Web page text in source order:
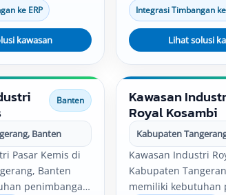
scale, serta
dapat
kebutuhan
ke ERP
kawasan
distribusi. Solusi
industri, software
platform scale,
integrasi data
Integrasi Timbangan ke
Lihat solusi
Banten
Banten
Pasar Kemis di
Banten
penimbangan
Kawasan
Royal Kosambi
Kabupaten
Kawasan Industri
Kabupaten
memiliki kebutuhan